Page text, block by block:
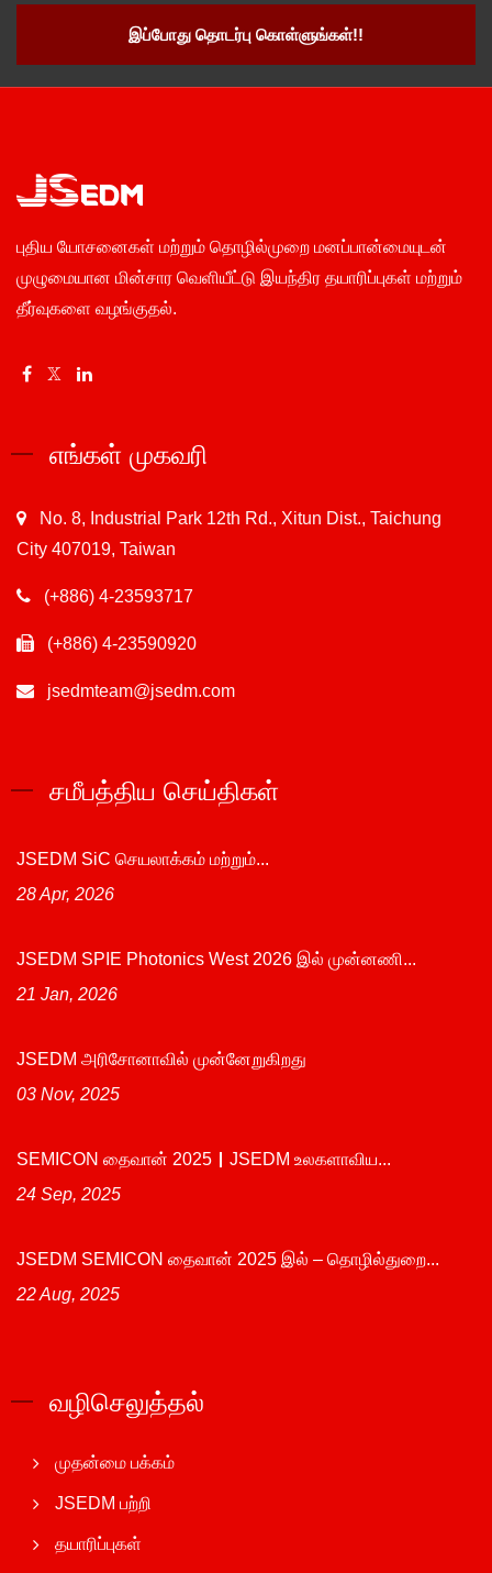
இப்போது தொடர்பு கொள்ளுங்கள்!!
புதிய யோசனைகள் மற்றும் தொழில்முறை மனப்பான்மையுடன்
முழுமையான மின்சார வெளியீட்டு இயந்திர தயாரிப்புகள் மற்றும்
தீர்வுகளை வழங்குதல்.
எங்கள் முகவரி
No. 8, Industrial Park 12th Rd., Xitun Dist., Taichung
City 407019, Taiwan
(+886) 4-23593717
(+886) 4-23590920
jsedmteam@jsedm.com
சமீபத்திய செய்திகள்
JSEDM SiC செயலாக்கம் மற்றும்...
28 Apr, 2026
JSEDM SPIE Photonics West 2026 இல் முன்னணி...
21 Jan, 2026
JSEDM அரிசோனாவில் முன்னேறுகிறது
03 Nov, 2025
SEMICON தைவான் 2025｜JSEDM உலகளாவிய...
24 Sep, 2025
JSEDM SEMICON தைவான் 2025 இல் – தொழில்துறை...
22 Aug, 2025
வழிசெலுத்தல்
முதன்மை பக்கம்
JSEDM பற்றி
தயாரிப்புகள்